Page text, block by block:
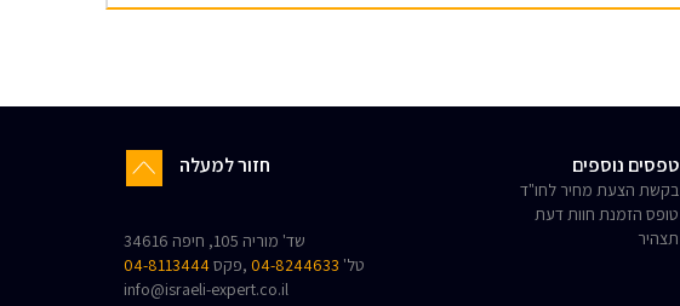
טפסים נוספים
בקשת הצעת מחיר לחו"ד
טופס הזמנת חוות דעת
תצהיר
חזור למעלה
שד' מוריה 105, חיפה 34616
טל' 04-8244633 ,פקס04-8113444
info@israeli-expert.co.il